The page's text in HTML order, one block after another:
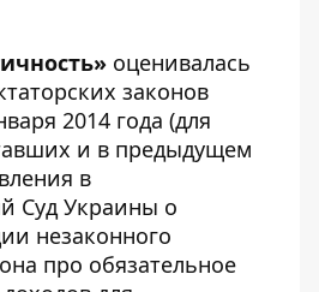
оценивалась
законов
2014 года (для
и в предыдущем
в
Суд Украины о
незаконного
про обязательное